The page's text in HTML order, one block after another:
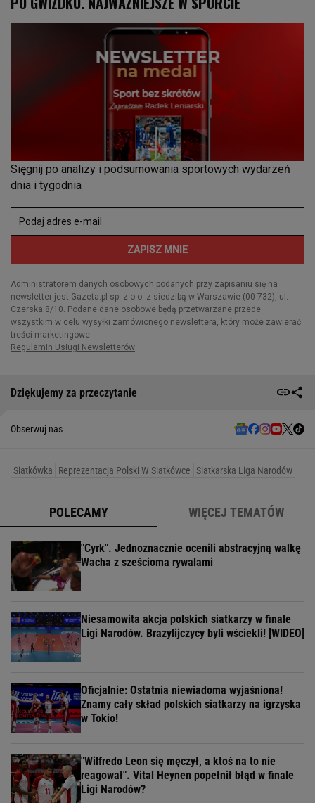
Dziękujemy za przeczytanie
Obserwuj nas
Siatkówka Reprezentacja Polski W Siatkówce Siatkarska Liga Narodów
POLECAMY WIĘCEJ TEMATÓW
"Cyrk". Jednoznacznie ocenili abstracyjną walkę
Wacha z sześcioma rywalami
Niesamowita akcja polskich siatkarzy w finale
Ligi Narodów. Brazylijczycy byli wściekli! [WIDEO]
Oficjalnie: Ostatnia niewiadoma wyjaśniona!
Znamy cały skład polskich siatkarzy na igrzyska
w Tokio!
"Wilfredo Leon się męczył, a ktoś na to nie
reagował". Vital Heynen popełnił błąd w finale
Ligi Narodów?